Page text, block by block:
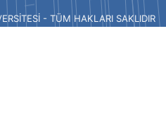
- TÜM HAKLARI SAKLIDIR